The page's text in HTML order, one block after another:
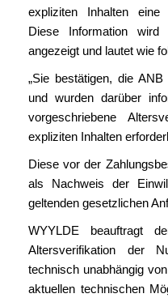
expliziten Inhalten eine
Diese Information
angezeigt und lautet wie
„Sie bestätigen, die
und wurden darüber
vorgeschriebene
expliziten Inhalten
Diese vor der
als Nachweis der
geltenden gesetzlichen
WYYLDE beauftragt
Altersverifikation der
technisch unabhängig
aktuellen technischen